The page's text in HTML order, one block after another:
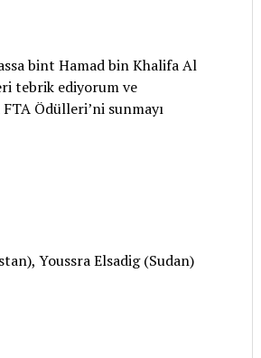
bint Hamad bin Khalifa Al
tebrik ediyorum ve
Ödülleri’ni sunmayı
Youssra Elsadig (Sudan)